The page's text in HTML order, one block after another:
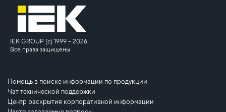
IEK GROUP (c) 1999 – 2026
Все права защищены
Помощь в поиске информации по продукции
Чат технической поддержки
Центр раскрытия корпоративной информации